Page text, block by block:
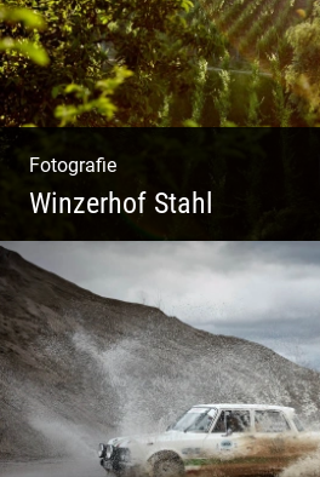
Fotografie
Winzerhof Stahl
Ganz neu durfte es
Web. Shop.